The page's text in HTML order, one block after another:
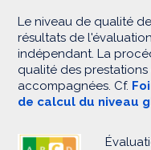
Le niveau de qualité
résultats de
indépendant. La
qualité des
accompagnées. Cf.
de calcul du niveau